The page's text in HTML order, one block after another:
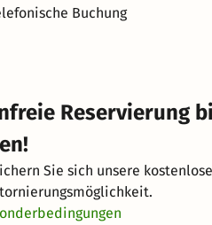
Buchung
Reservierung
Sie sich unsere kostenlose